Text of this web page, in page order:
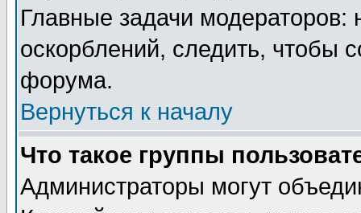
Главные задачи
оскорблений, следить, чтобы
форума.
Вернуться к началу
Что такое группы
Администраторы могут